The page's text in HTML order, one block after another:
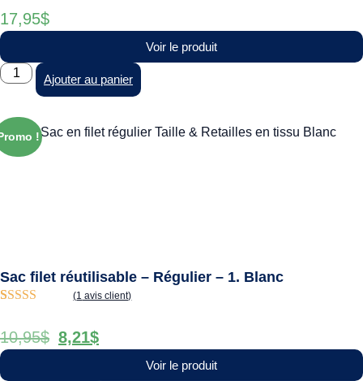
5 basé sur
notation
client
17,95$
Voir le produit
Ajouter au panier
!
Sac filet réutilisable – Régulier – 1. Blanc
5 basé sur
notation
client
(1 avis client)
10,95$ 8,21$
Voir le produit